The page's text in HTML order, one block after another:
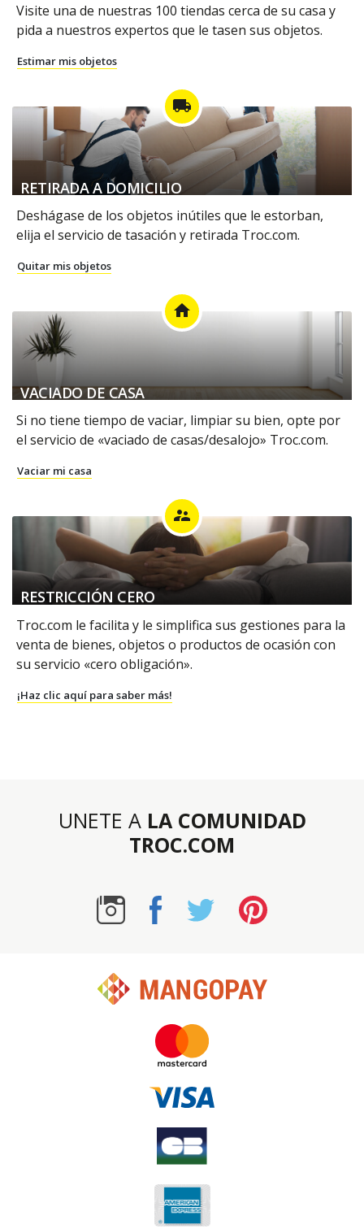
Visite una de nuestras 100 tiendas cerca de su casa y
pida a nuestros expertos que le tasen sus objetos.
Estimar mis objetos
local_shipping
RETIRADA A DOMICILIO
Deshágase de los objetos inútiles que le estorban,
elija el servicio de tasación y retirada Troc.com.
Quitar mis objetos
home
VACIADO DE CASA
Si no tiene tiempo de vaciar, limpiar su bien, opte por
el servicio de «vaciado de casas/desalojo» Troc.com.
Vaciar mi casa
supervisor_account
RESTRICCIÓN CERO
Troc.com le facilita y le simplifica sus gestiones para la
venta de bienes, objetos o productos de ocasión con
su servicio «cero obligación».
¡Haz clic aquí para saber más!
UNETE A LA COMUNIDAD
TROC.COM